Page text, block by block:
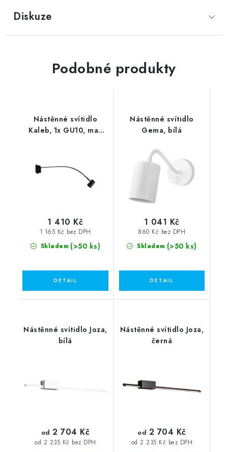
Diskuze
Podobné produkty
Nástěnné svítidlo
Kaleb, 1x GU10, max
Skladem (>50 ks)
1 165 Kč bez DPH
1 410 Kč
Nástěnné svítidlo
Gema, bílá
Skladem (>50 ks)
860 Kč bez DPH
1 041 Kč
Nástěnné svítidlo Joza,
bílá
od 2 235 Kč bez DPH
od 2 704 Kč
Nástěnné svítidlo Joza,
černá
od 2 235 Kč bez DPH
od 2 704 Kč